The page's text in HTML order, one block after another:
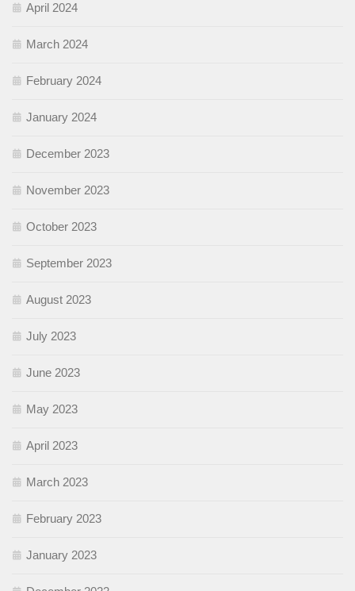
April 2024
March 2024
February 2024
January 2024
December 2023
November 2023
October 2023
September 2023
August 2023
July 2023
June 2023
May 2023
April 2023
March 2023
February 2023
January 2023